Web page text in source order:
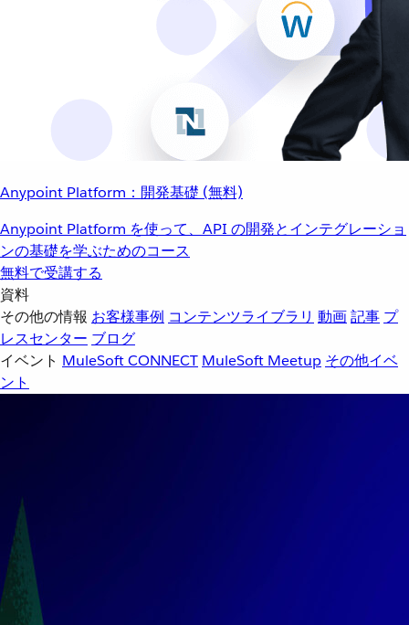
Anypoint Platform：開発基礎 (無料)
Anypoint Platform を使って、API の開発とインテグレーショ
ンの基礎を学ぶためのコース
無料で受講する
資料
その他の情報 お客様事例 コンテンツライブラリ 動画記事 プ
レスセンター ブログ
イベント MuleSoft CONNECT MuleSoft Meetup その他イベ
ント